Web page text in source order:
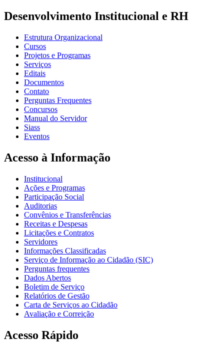
Desenvolvimento Institucional e RH
Estrutura Organizacional
Cursos
Projetos e Programas
Serviços
Editais
Documentos
Contato
Perguntas Frequentes
Concursos
Manual do Servidor
Siass
Eventos
Acesso à Informação
Institucional
Ações e Programas
Participação Social
Auditorias
Convênios e Transferências
Receitas e Despesas
Licitações e Contratos
Servidores
Informações Classificadas
Serviço de Informação ao Cidadão (SIC)
Perguntas frequentes
Dados Abertos
Boletim de Serviço
Relatórios de Gestão
Carta de Serviços ao Cidadão
Avaliação e Correição
Acesso Rápido